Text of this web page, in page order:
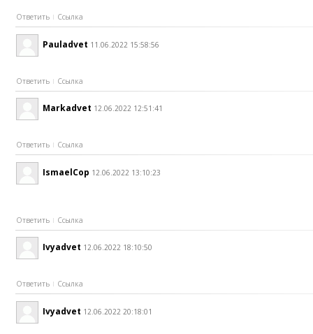
Ответить Ссылка
Pauladvet 11.06.2022 15:58:56
Ответить Ссылка
Markadvet 12.06.2022 12:51:41
Ответить Ссылка
IsmaelCop 12.06.2022 13:10:23
Ответить Ссылка
Ivyadvet 12.06.2022 18:10:50
Ответить Ссылка
Ivyadvet 12.06.2022 20:18:01